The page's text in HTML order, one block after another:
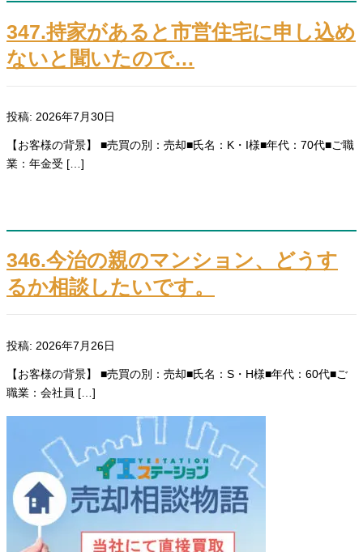
347.持家があると市営住宅に申し込め
ないと聞いたので…
投稿: 2026年7月30日
【お客様の背景】 ■売買の別：売却■氏名：K・I様■年代：70代■ご職
業：年金受 […]
346.今治の親のマンション、どうす
るか相談したいです。
投稿: 2026年7月26日
【お客様の背景】 ■売買の別：売却■氏名：S・H様■年代：60代■ご
職業：会社員 […]